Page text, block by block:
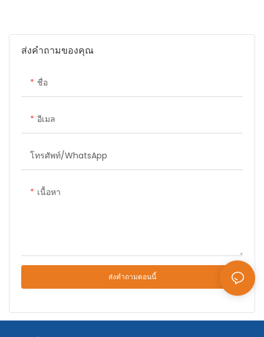
ส่งคำถามของคุณ
ชื่อ
อีเมล
โทรศัพท์/WhatsApp
เนื้อหา
ส่งคำถามตอนนี้
จอดรถสมัยใหม่ ด้วยการผสม
ผสานตัวเลือกการชำระเงินที่